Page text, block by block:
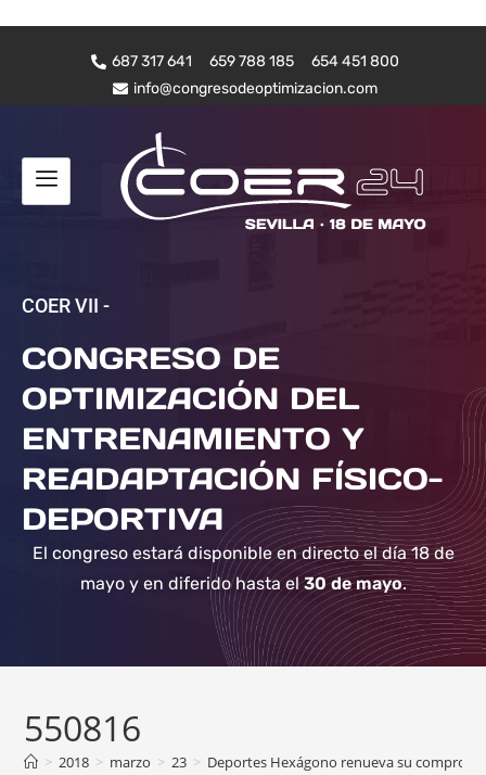
687 317 641 659 788 185
654 451 800
info@congresodeoptimizacion.com
COER VII -
CONGRESO DE
OPTIMIZACIÓN DEL
ENTRENAMIENTO Y
READAPTACIÓN FÍSICO-
DEPORTIVA
El congreso estará disponible en directo el día 18 de
mayo y en diferido hasta el30 de mayo.
550816
> 2018 > marzo > 23 > Deportes Hexágono renueva su